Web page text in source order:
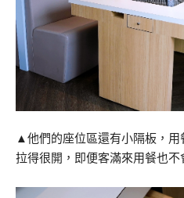
▲他們的座位區還有小隔板，
拉得很開，即便客滿來用餐也